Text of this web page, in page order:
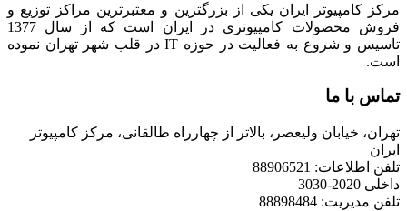
مرکز کامپیوتر ایران یکی از بزرگترین و معتبرترین مراکز توزیع و
فروش محصولات کامپیوتری در ایران است که از سال 1377
تاسیس و شروع به فعالیت در حوزه IT در قلب شهر تهران نموده
است.
تماس با ما
تهران، خیابان ولیعصر، بالاتر از چهارراه طالقانی، مرکز کامپیوتر
ایران
تلفن اطلاعات: 88906521
داخلی 2020-3030
تلفن مدیریت: 88898484